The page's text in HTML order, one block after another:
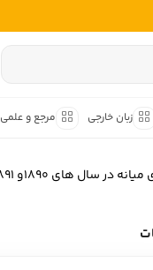
زبان خارجی مرجع و علمی
شعر معاصر فارسی
سال های 1890و 1891